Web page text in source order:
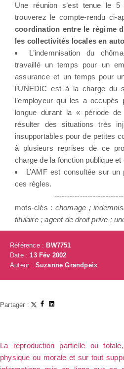
Une réunion s’est tenue le
trouverez le compte-rendu ci-
coordination entre le régime
les collectivités locales en
L’indemnisation du
travaillé un temps pour un
assurance et un temps pour
l’UNEDIC est à la charge du
l’employeur qui les a occupés
longue durant la « période
résulter des situations très
insupportables pour de petites
à plusieurs reprises de ce
charge de la fonction publique
L’AMF est consultée sur
ces règles.
mots-clés : chomage ;
titulaire ; agent de droit prive ;
Référence :BW7751
Date : 13 Fév 2002
Auteur : Suzanne Grandpeix
Partager :
La reproduction partielle ou
physique ou morale et sur tout